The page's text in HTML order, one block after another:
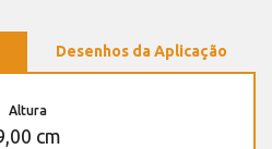
Desenhos da Aplicação
Altura
cm